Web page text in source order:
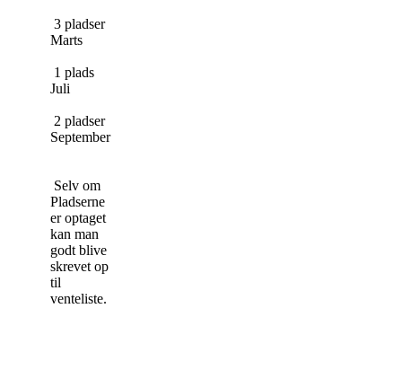
3 pladser
Marts
1 plads
Juli
2 pladser
September
Selv om
Pladserne
er optaget
kan man
godt blive
skrevet op
til
venteliste.